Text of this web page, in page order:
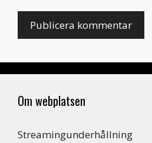
Om webplatsen
Streamingunderhållning